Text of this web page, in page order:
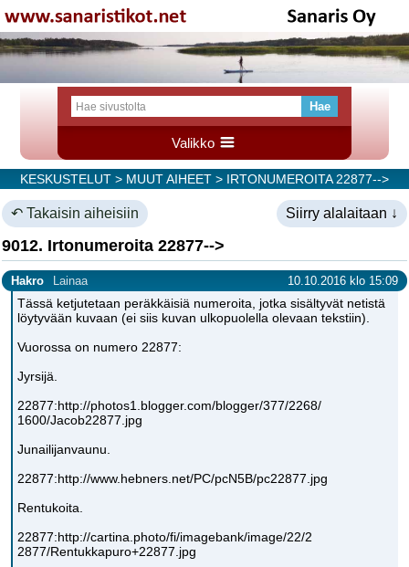
Valikko
KESKUSTELUT > MUUT AIHEET > IRTONUMEROITA 22877-->
↶ Takaisin aiheisiin Siirry alalaitaan ↓
9012. Irtonumeroita 22877-->
Hakro Lainaa 10.10.2016 klo 15:09
Tässä ketjutetaan peräkkäisiä numeroita, jotka sisältyvät netistä
löytyvään kuvaan (ei siis kuvan ulkopuolella olevaan tekstiin).
Vuorossa on numero 22877:
Jyrsijä.
22877:http://photos1.blogger.com/blogger/377/2268/
1600/Jacob22877.jpg
Junailijanvaunu.
22877:http://www.hebners.net/PC/pcN5B/pc22877.jpg
Rentukoita.
22877:http://cartina.photo/fi/imagebank/image/22/2
2877/Rentukkapuro+22877.jpg